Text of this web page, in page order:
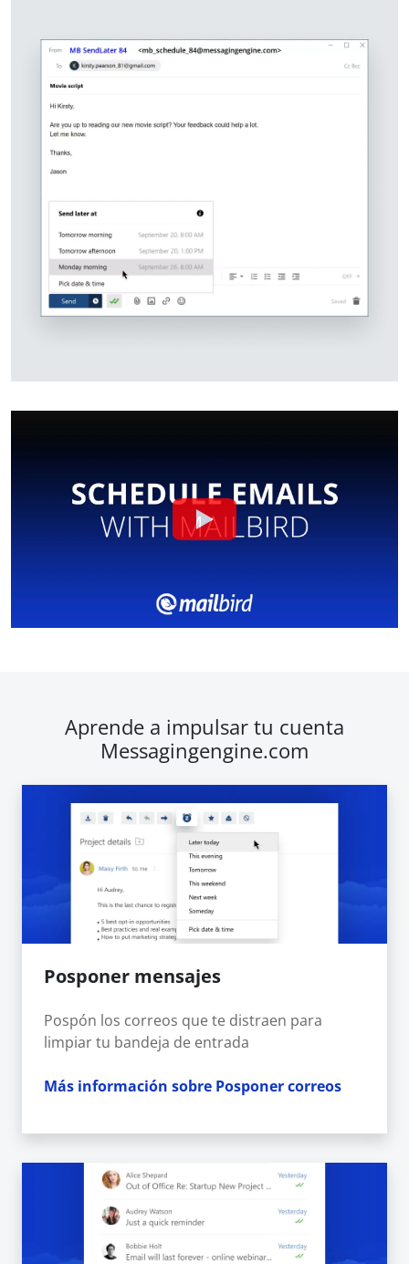
Aprende a impulsar tu cuenta
Messagingengine.com
Posponer mensajes
Pospón los correos que te distraen para
limpiar tu bandeja de entrada
Más información sobre Posponer correos